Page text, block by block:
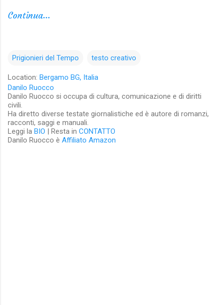
Continua...
Prigionieri del Tempo testo creativo
Location: Bergamo BG, Italia
Danilo Ruocco
Danilo Ruocco si occupa di cultura, comunicazione e di diritti
civili.
Ha diretto diverse testate giornalistiche ed è autore di romanzi,
racconti, saggi e manuali.
Leggi la BIO | Resta in CONTATTO
Danilo Ruocco è Affiliato Amazon